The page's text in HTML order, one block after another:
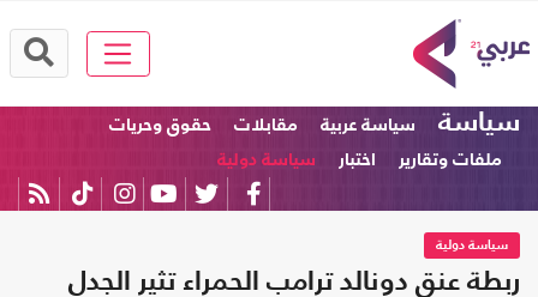
سياسة سياسة عربية مقابلات
حقوق وحريات
ملفات وتقارير
اختبار سياسة دولية
سياسة دولية
ربطة عنق دونالد ترامب الحمراء تثير الجدل